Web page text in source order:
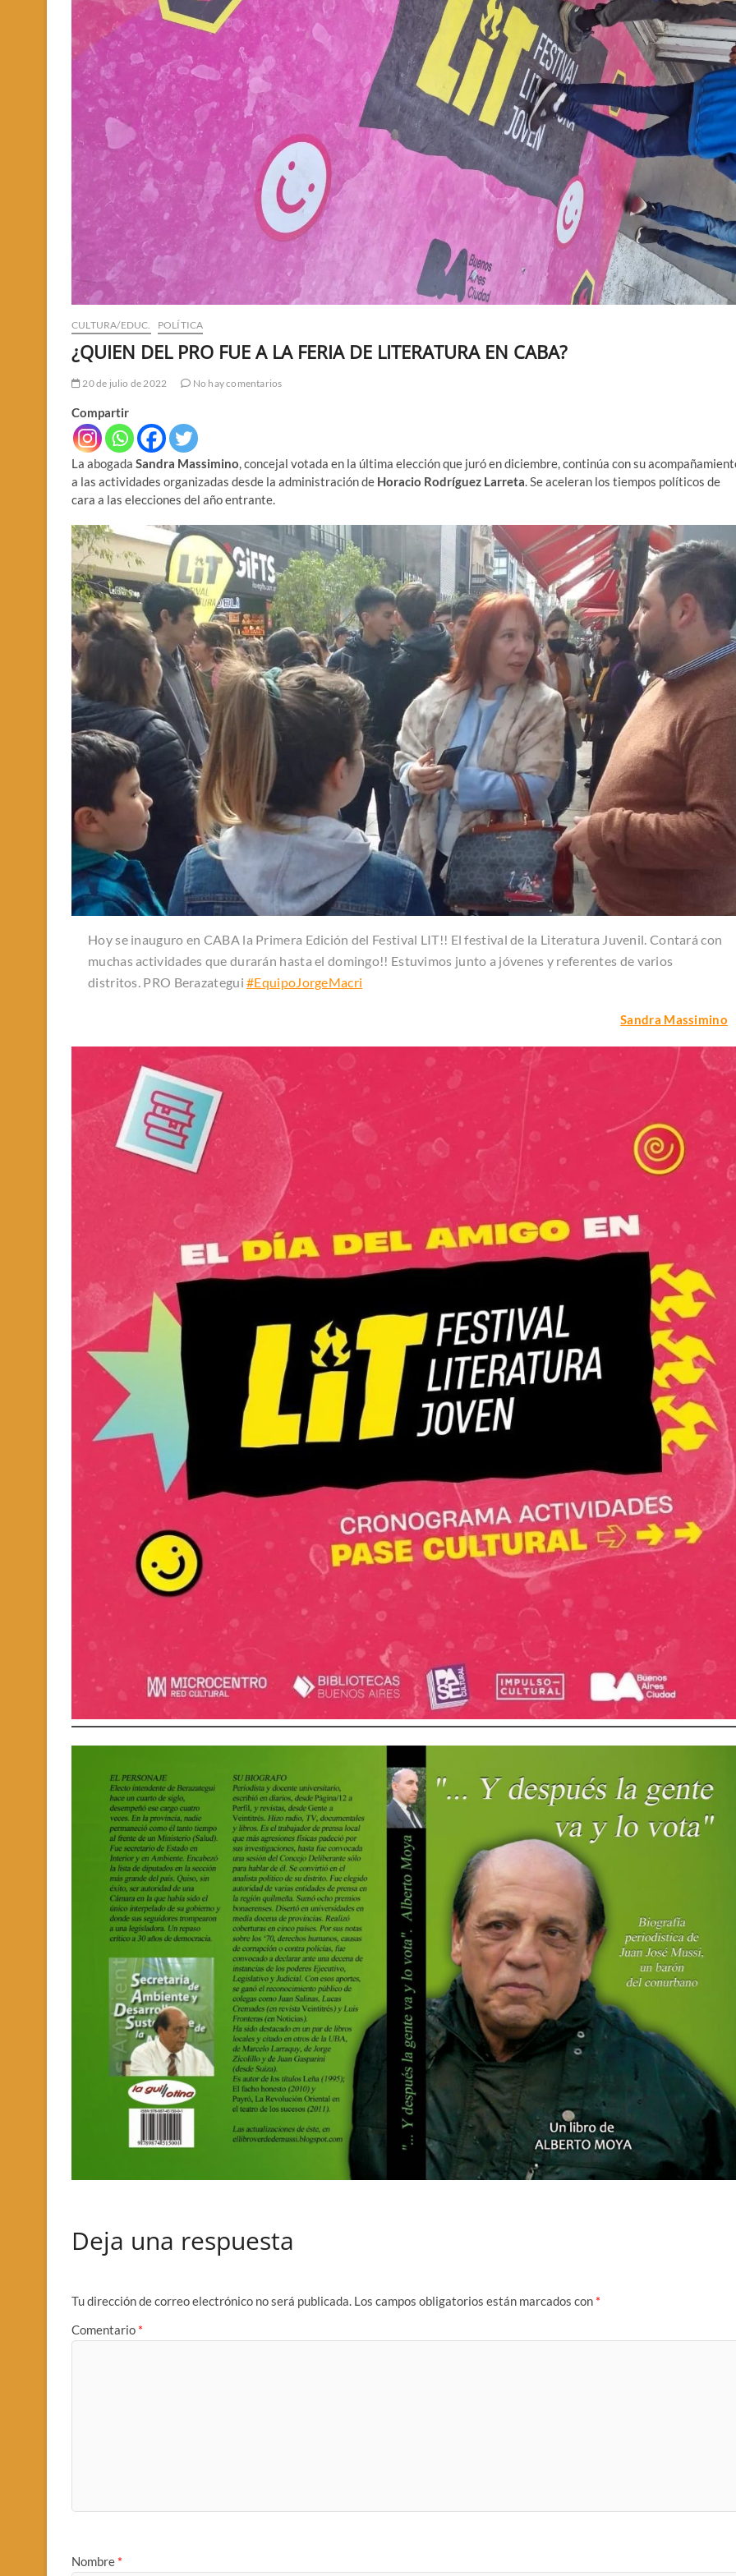
CULTURA/EDUC. POLÍTICA
¿QUIEN DEL PRO FUE A LA FERIA DE LITERATURA EN CABA?
20 de julio de 2022 No hay comentarios
Compartir
La abogada Sandra Massimino, concejal votada en la última elección que juró en diciembre, continúa con su
a las actividades organizadas desde la administración de Horacio Rodríguez Larreta. Se aceleran los tiempos políticos de
cara a las elecciones del año entrante.
Hoy se inauguro en CABA la Primera Edición del Festival LIT!! El festival de la Literatura Juvenil. Contará con
muchas actividades que durarán hasta el domingo!! Estuvimos junto a jóvenes y referentes de varios
distritos. PRO Berazategui#EquipoJorgeMacri
Sandra Massimino
Deja una respuesta
Tu dirección de correo electrónico no será publicada. Los campos obligatorios están marcados con *
Comentario *
Nombre *